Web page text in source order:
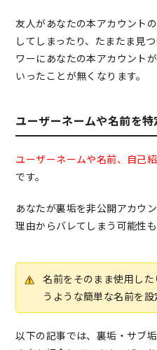
友人があなたの本アカウント
してしまったり、たまたま見
ワーにあなたの本アカウント
いったことが無くなります。
ユーザーネームや名前を
ユーザーネームや名前、自己
です。
あなたが裏垢を非公開アカウ
理由からバレてしまう可能性も
名前をそのまま使用し
うような簡単な名前を設
以下の記事では、裏垢・サブ